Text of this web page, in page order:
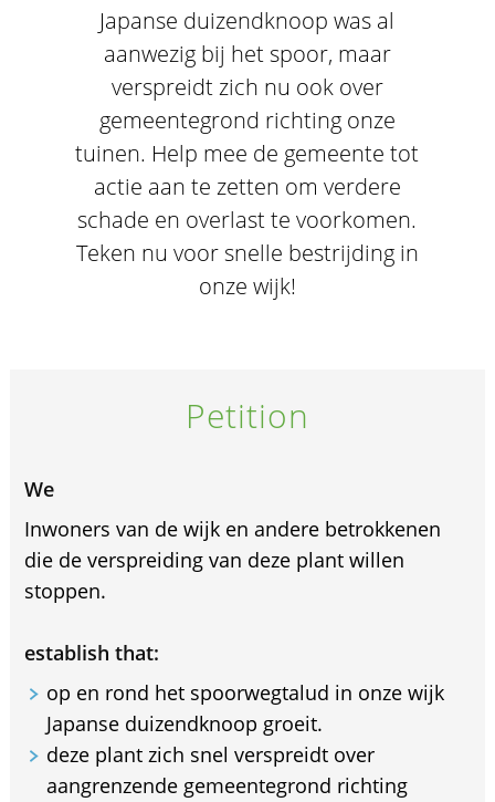
Japanse duizendknoop was al
aanwezig bij het spoor, maar
verspreidt zich nu ook over
gemeentegrond richting onze
tuinen. Help mee de gemeente tot
actie aan te zetten om verdere
schade en overlast te voorkomen.
Teken nu voor snelle bestrijding in
onze wijk!
Petition
We
Inwoners van de wijk en andere betrokkenen
die de verspreiding van deze plant willen
stoppen.
establish that:
op en rond het spoorwegtalud in onze wijk
Japanse duizendknoop groeit.
deze plant zich snel verspreidt over
aangrenzende gemeentegrond richting